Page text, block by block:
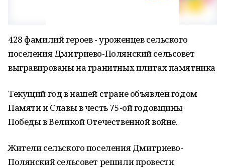
428 фамилий героев - уроженцев сельского
поселения Дмитриево-Полянский сельсовет
выгравированы на гранитных плитах памятника
Текущий год в нашей стране объявлен годом
Памяти и Славы в честь 75-ой годовщины
Победы в Великой Отечественной войне.
Жители сельского поселения Дмитриево-
Полянский сельсовет решили провести